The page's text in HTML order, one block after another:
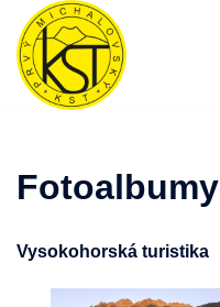
Preskočiť
obsah
Fotoalbumy
Vysokohorská turistika